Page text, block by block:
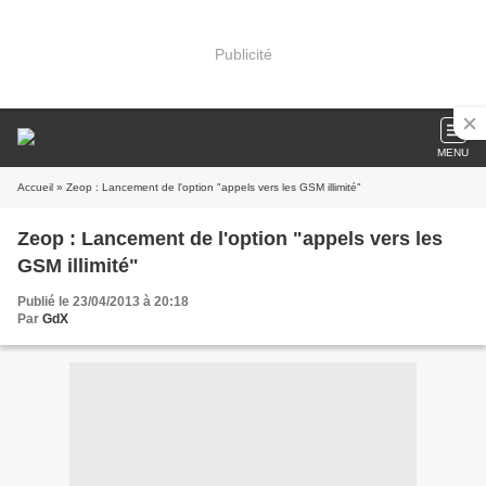
Publicité
MENU
Accueil » Zeop : Lancement de l'option "appels vers les GSM illimité"
Zeop : Lancement de l'option "appels vers les
GSM illimité"
Publié le 23/04/2013 à 20:18
Par GdX